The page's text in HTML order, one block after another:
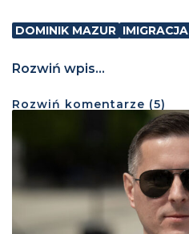
DOMINIK MAZUR IMIGRACJA
Rozwiń wpis...
Rozwiń komentarze (5)